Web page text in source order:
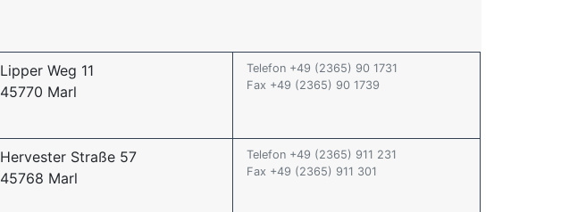
Lipper Weg 11
45770 Marl
Telefon +49 (2365) 90 1731
Fax +49 (2365) 90 1739
Hervester Straße 57
45768 Marl
Telefon +49 (2365) 911 231
Fax +49 (2365) 911 301